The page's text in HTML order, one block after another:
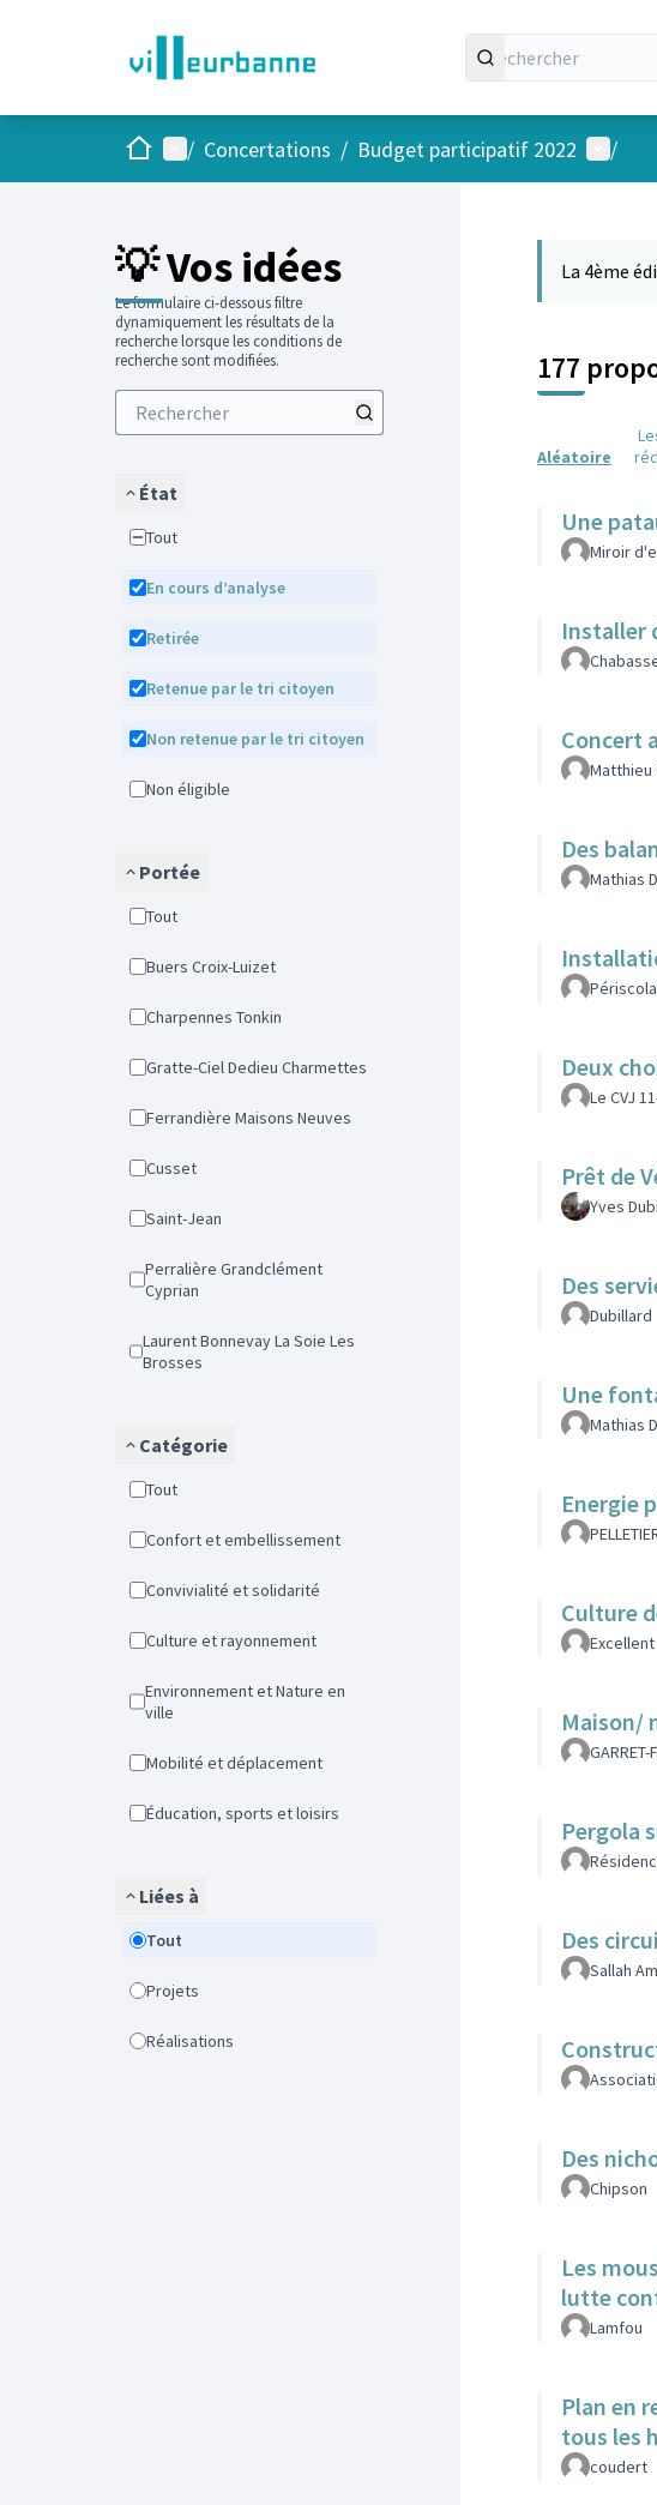
AccueilMenu principal
/ Concertations / Budget participatif 2022 Menu
/
💡 Vos idées
Le formulaire ci-dessous filtre
dynamiquement les résultats de la
recherche lorsque les conditions de
recherche sont modifiées.
État
Tout
En cours d’analyse
Retirée
Retenue par le tri citoyen
Non retenue par le tri citoyen
Non éligible
Portée
Tout
Buers Croix-Luizet
Charpennes Tonkin
Gratte-Ciel Dedieu Charmettes
Ferrandière Maisons Neuves
Cusset
Saint-Jean
Perralière Grandclément
Cyprian
Laurent Bonnevay La Soie Les
Brosses
Catégorie
Tout
Confort et embellissement
Convivialité et solidarité
Culture et rayonnement
Environnement et Nature en
ville
Mobilité et déplacement
Éducation, sports et loisirs
Liées à
Tout
Projets
Réalisations
La 4ème
177
Aléatoire
Une
Miroir
Installer
Concert
Matthieu
Des
Mathias
Deux
Le CVJ
Prêt de
Yves
Des
Dubillard
Une
Mathias
Energie
Culture
Excellent
Maison/
GARRET-
Pergola
Des
Sallah
Des
Chipson
Les
lutte
Lamfou
Plan en
tous les
coudert